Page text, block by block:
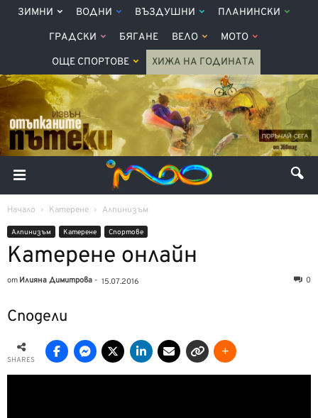
ЗИМНИ ВОДНИ ВЪЗДУШНИ ПЛАНИНСКИ
ГРАДСКИ БЯГАНЕ ВЕЛО МОТО
ОЩЕ СПОРТОВЕ ХИЖА НА ГОДИНАТА
Начало Катерене Алпинизъм
Алпинизъм Катерене Спортове
Катерене онлайн
от Илияна Димитрова - 15.07.2016 0
Сподели
SHARES